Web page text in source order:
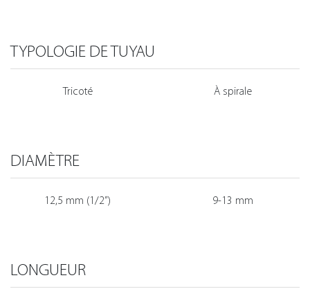
TYPOLOGIE DE TUYAU
Tricoté À spirale
DIAMÈTRE
12,5 mm (1/2”) 9-13 mm
LONGUEUR